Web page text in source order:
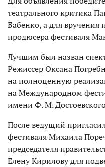
театрального критика
Бабенко, а для вручения
продюсера фестиваля
Лучшим был назван
Режиссер Оксана
на полноценную
на Международном
имени Ф. М.
После ведущий
фестиваля Михаила
председателя
Елену Кирилову для